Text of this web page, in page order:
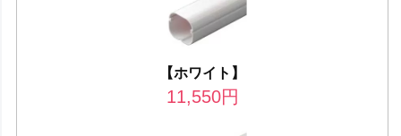
【ホワイト】
11,550円